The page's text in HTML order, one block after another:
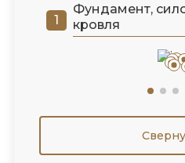
Фундамент,
кровля